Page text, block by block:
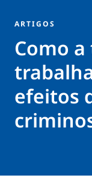
ARTIGOS
Como
efeitos